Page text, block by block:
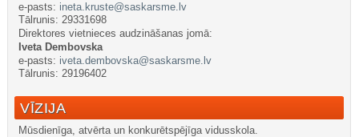
e-pasts: ineta.kruste@saskarsme.lv
Tālrunis: 29331698
Direktores vietnieces audzināšanas jomā:
Iveta Dembovska
e-pasts: iveta.dembovska@saskarsme.lv
Tālrunis: 29196402
VĪZIJA
Mūsdienīga, atvērta un konkurētspējīga vidusskola.